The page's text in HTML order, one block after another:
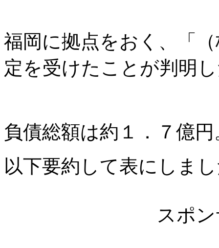
福岡に拠点をおく、「
定を受けたことが判明
負債総額は約１．７億円
以下要約して表にしま
スポ